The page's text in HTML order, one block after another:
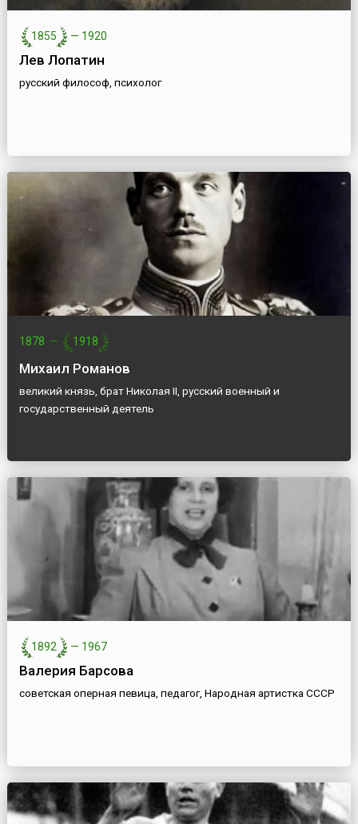
1855 — 1920
Лев Лопатин
русский философ, психолог
1878 — 1918
Михаил Романов
великий князь, брат Николая II, русский военный и
государственный деятель
1892 — 1967
Валерия Барсова
советская оперная певица, педагог, Народная артистка СССР